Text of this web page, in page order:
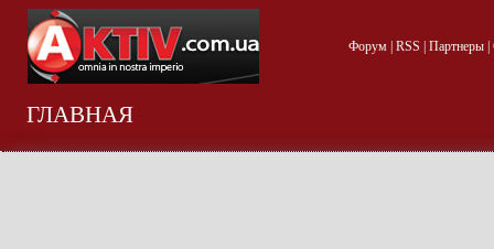
Форум| RSS Партнеры|
ГЛАВНАЯ